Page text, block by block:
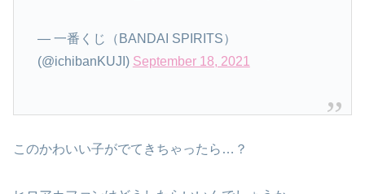
— 一番くじ（BANDAI SPIRITS）
(@ichibanKUJI) September 18, 2021
このかわいい子がでてきちゃったら…？